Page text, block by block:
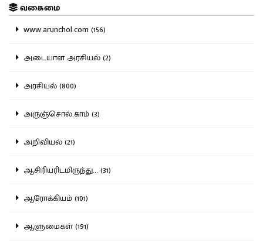
வகைமை
www.arunchol.com (156)
அடையாள அரசியல் (2)
அரசியல் (800)
அருஞ்சொல்.காம் (3)
அறிவியல் (21)
ஆசிரியரிடமிருந்து... (31)
ஆரோக்கியம் (101)
ஆளுமைகள் (191)